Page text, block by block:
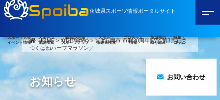
Spoiba茨城県スポーツ情報ポータルサイト
スポーツ大会
イベント情報
スポーツ
施設検索
総合型地域
スポーツクラブ
スポーツ
指導者検索
プロチーム
情報
茨城県の
取り組み
特集・
コラム
お問い合わせ
HOME>X(旧Twitter)>＼ #石岡市 市制20周年記念 第3回石岡
つくばねハーフマラソン／
お知らせ